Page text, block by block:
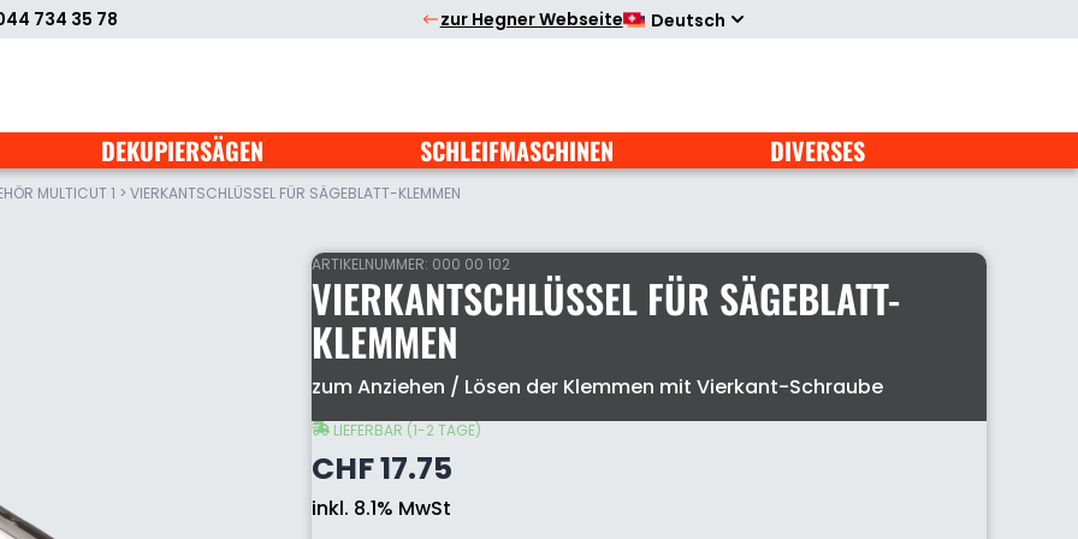
734 35 78 zur Hegner Webseite Deutsch
DEKUPIERSÄGEN SCHLEIFMASCHINEN DIVERSES
MULTICUT 1 > VIERKANTSCHLÜSSEL FÜR SÄGEBLATT-KLEMMEN
ARTIKELNUMMER: 000 00 102
VIERKANTSCHLÜSSEL FÜR SÄGEBLATT-
KLEMMEN
zum Anziehen / Lösen der Klemmen mit Vierkant-Schraube
LIEFERBAR (1-2 TAGE)
CHF17.75
inkl. 8.1% MwSt
Vierkantschlüssel
Sägeblatt-
Klemmen
Menge